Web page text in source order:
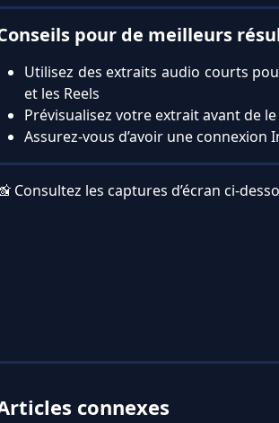
pour de meilleurs
Utilisez des extraits audio courts
et les Reels
Prévisualisez votre extrait avant de
Assurez-vous d’avoir une
Consultez les captures d’écran ci-
connexes